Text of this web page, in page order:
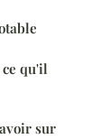
qu'il
sur